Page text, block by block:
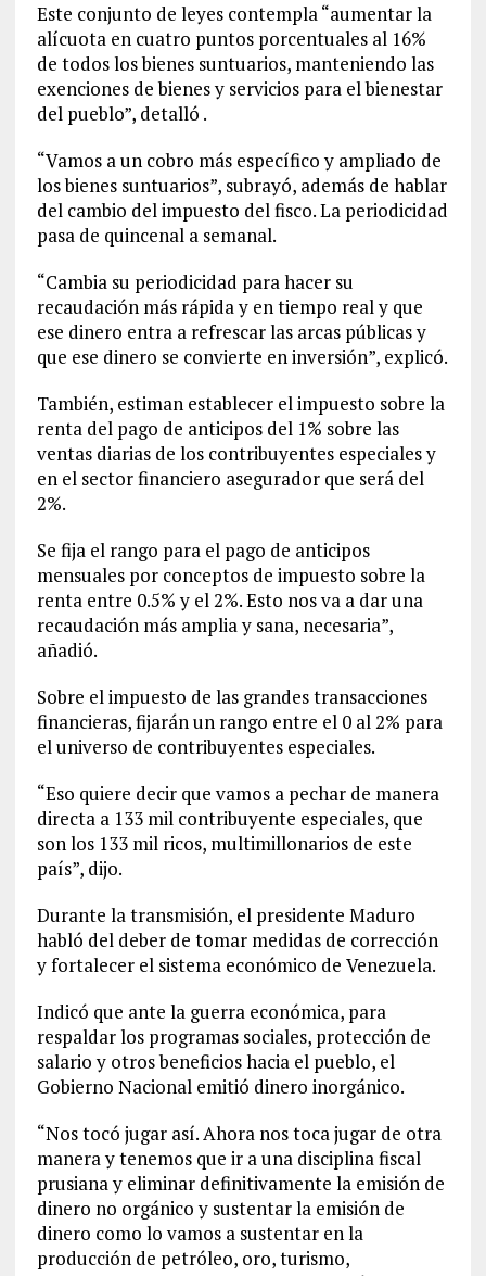
Este conjunto de leyes contempla “aumentar la
alícuota en cuatro puntos porcentuales al 16%
de todos los bienes suntuarios, manteniendo las
exenciones de bienes y servicios para el bienestar
del pueblo”, detalló .
“Vamos a un cobro más específico y ampliado de
los bienes suntuarios”, subrayó, además de hablar
del cambio del impuesto del fisco. La periodicidad
pasa de quincenal a semanal.
“Cambia su periodicidad para hacer su
recaudación más rápida y en tiempo real y que
ese dinero entra a refrescar las arcas públicas y
que ese dinero se convierte en inversión”, explicó.
También, estiman establecer el impuesto sobre la
renta del pago de anticipos del 1% sobre las
ventas diarias de los contribuyentes especiales y
en el sector financiero asegurador que será del
2%.
Se fija el rango para el pago de anticipos
mensuales por conceptos de impuesto sobre la
renta entre 0.5% y el 2%. Esto nos va a dar una
recaudación más amplia y sana, necesaria”,
añadió.
Sobre el impuesto de las grandes transacciones
financieras, fijarán un rango entre el 0 al 2% para
el universo de contribuyentes especiales.
“Eso quiere decir que vamos a pechar de manera
directa a 133 mil contribuyente especiales, que
son los 133 mil ricos, multimillonarios de este
país”, dijo.
Durante la transmisión, el presidente Maduro
habló del deber de tomar medidas de corrección
y fortalecer el sistema económico de Venezuela.
Indicó que ante la guerra económica, para
respaldar los programas sociales, protección de
salario y otros beneficios hacia el pueblo, el
Gobierno Nacional emitió dinero inorgánico.
“Nos tocó jugar así. Ahora nos toca jugar de otra
manera y tenemos que ir a una disciplina fiscal
prusiana y eliminar definitivamente la emisión de
dinero no orgánico y sustentar la emisión de
dinero como lo vamos a sustentar en la
producción de petróleo, oro, turismo,